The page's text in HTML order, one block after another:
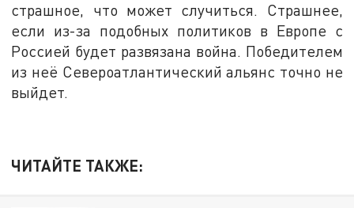
страшное, что может случиться. Страшнее,
если из-за подобных политиков в Европе с
Россией будет развязана война. Победителем
из неё Североатлантический альянс точно не
выйдет.
ЧИТАЙТЕ ТАКЖЕ: